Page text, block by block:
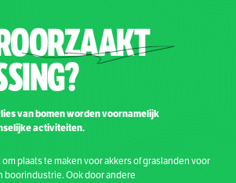
RZAAKT
van bomen worden voornamelijk
activiteiten.
plaats te maken voor akkers of graslanden voor
boorindustrie. Ook door andere